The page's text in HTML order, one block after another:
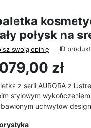
połysk na
swoją opinię ID
zł
z serii AURORA z
stylowym
uchwytów